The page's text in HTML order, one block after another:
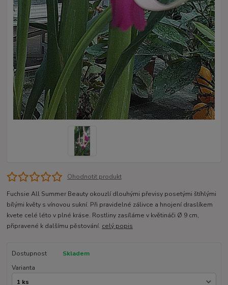
Ohodnotit produkt
Fuchsie All Summer Beauty okouzlí dlouhými převisy posetými štíhlými
bílými květy s vínovou sukní. Při pravidelné zálivce a hnojení draslíkem
kvete celé léto v plné kráse. Rostliny zasíláme v květináči Ø 9 cm,
připravené k dalšímu pěstování. celý popis
Dostupnost
Skladem
Varianta